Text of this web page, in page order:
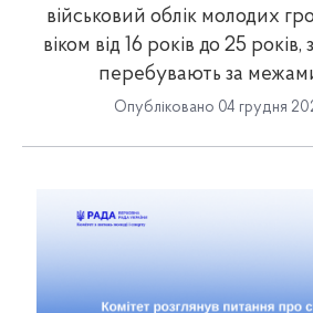
військовий облік молодих
віком від 16 років до 25
перебувають за
Опубліковано 04 грудня